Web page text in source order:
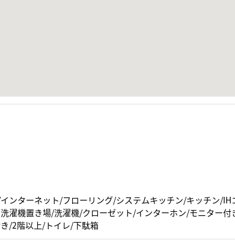
ンターネット/フローリング/システムキッチン/キッチン/
濯機置き場/洗濯機/クローゼット/インターホン/モニター
/2階以上/トイレ/下駄箱